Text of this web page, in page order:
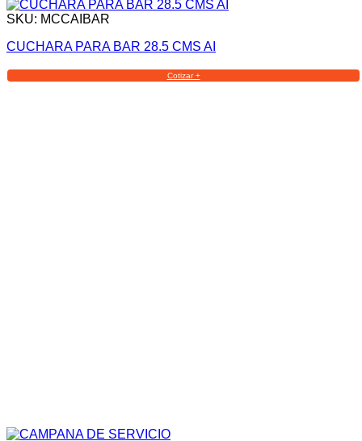
SKU: MCCAIBAR
CUCHARA PARA BAR 28.5 CMS AI
Cotizar +